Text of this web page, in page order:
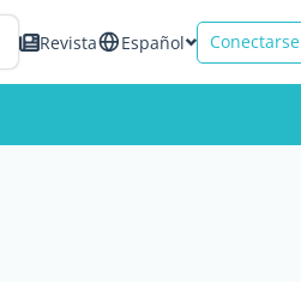
Revista Español Conectarse